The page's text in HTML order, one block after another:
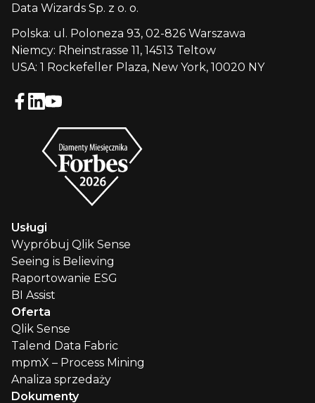
Data Wizards Sp. z o. o.
Polska: ul. Poloneza 93, 02-826 Warszawa
Niemcy: Rheinstrasse 11, 14513 Teltow
USA: 1 Rockefeller Plaza, New York, 10020 NY
Usługi
Wypróbuj Qlik Sense
Seeing is Believing
Raportowanie ESG
BI Assist
Oferta
Qlik Sense
Talend Data Fabric
mpmX – Process Mining
Analiza sprzedaży
Dokumenty